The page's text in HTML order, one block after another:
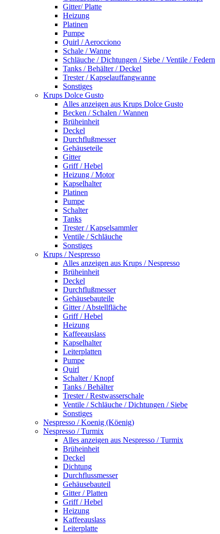
Gitter/ Platte
Heizung
Platinen
Pumpe
Quirl / Aerocciono
Schale / Wanne
Schläuche / Dichtungen / Siebe / Ventile / Federn
Tanks / Behälter / Deckel
Trester / Kapselauffangwanne
Sonstiges
Krups Dolce Gusto
Alles anzeigen aus Krups Dolce Gusto
Becken / Schalen / Wannen
Brüheinheit
Deckel
Durchflußmesser
Gehäuseteile
Gitter
Griff / Hebel
Heizung / Motor
Kapselhalter
Platinen
Pumpe
Schalter
Tanks
Trester / Kapselsammler
Ventile / Schläuche
Sonstiges
Krups / Nespresso
Alles anzeigen aus Krups / Nespresso
Brüheinheit
Deckel
Durchflußmesser
Gehäusebauteile
Gitter / Abstellfläche
Griff / Hebel
Heizung
Kaffeeauslass
Kapselhalter
Leiterplatten
Pumpe
Quirl
Schalter / Knopf
Tanks / Behälter
Trester / Restwasserschale
Ventile / Schläuche / Dichtungen / Siebe
Sonstiges
Nespresso / Koenig (Köenig)
Nespresso / Turmix
Alles anzeigen aus Nespresso / Turmix
Brüheinheit
Deckel
Dichtung
Durchflussmesser
Gehäusebauteil
Gitter / Platten
Griff / Hebel
Heizung
Kaffeeauslass
Leiterplatte